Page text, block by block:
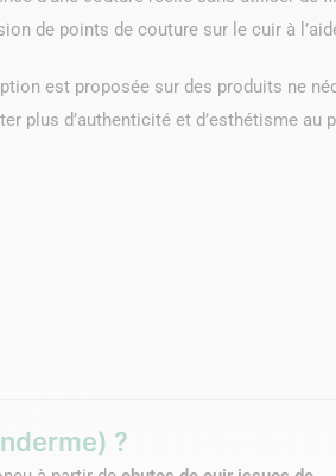
de points de couture sur le cuir à
est proposée sur des produits ne
plus d’authenticité et d’esthétisme au
?